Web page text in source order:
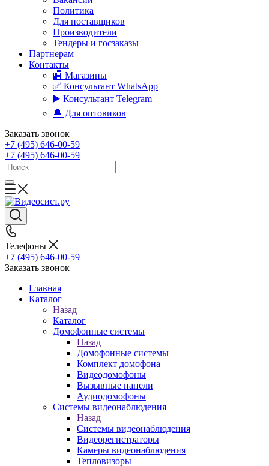
Политика
Для поставщиков
Производители
Тендеры и госзаказы
Партнерам
Контакты
🏬 Магазины
✅️ Консультант WhatsApp
▶️ Консультант Telegram
🔔 Для оптовиков
Заказать звонок
+7 (495) 646-00-59
+7 (495) 646-00-59
Телефоны
+7 (495) 646-00-59
Заказать звонок
Главная
Каталог
Назад
Каталог
Домофонные системы
Назад
Домофонные системы
Комплект домофона
Видеодомофоны
Вызывные панели
Аудиодомофоны
Системы видеонаблюдения
Назад
Системы видеонаблюдения
Видеорегистраторы
Камеры видеонаблюдения
Тепловизоры